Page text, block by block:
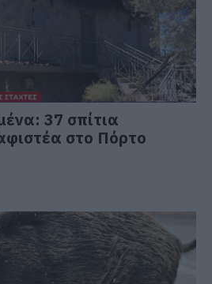
37 σπίτια
στο Πόρτο